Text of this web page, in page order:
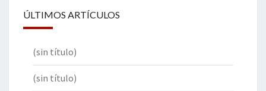
ÚLTIMOS ARTÍCULOS
(sin título)
(sin título)